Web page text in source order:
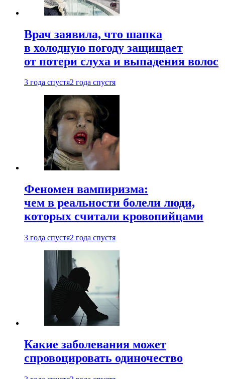
Врач заявила, что шапка
в холодную погоду защищает
от потери слуха и выпадения волос
3 года спустя2 года спустя
Феномен вампиризма:
чем в реальности болели люди,
которых считали кровопийцами
3 года спустя2 года спустя
Какие заболевания может
спровоцировать одиночество